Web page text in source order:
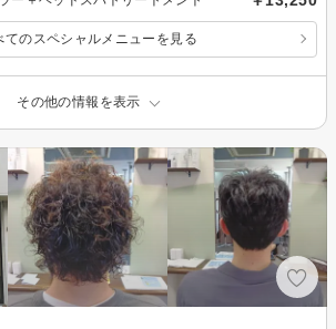
てのスペシャルメニューを見る
その他の情報を表示